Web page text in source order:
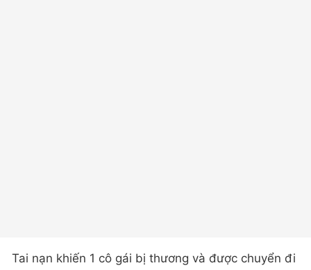
Tai nạn khiến 1 cô gái bị thương và được chuyển đi